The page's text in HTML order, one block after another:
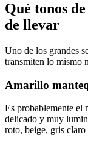
Qué tonos
de llevar
Uno de los grandes
transmiten lo mismo
Amarillo
Es probablemente el
delicado y muy
roto, beige, gris